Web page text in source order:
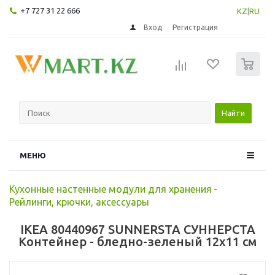
+7 727 31 22 666 KZ RU
Вход Регистрация
Найти
МЕНЮ
Кухонные настенные модули для хранения -
Рейлинги, крючки, аксессуары
IKEA 80440967 SUNNERSTA СУННЕРСТА
Контейнер - бледно-зеленый 12x11 см